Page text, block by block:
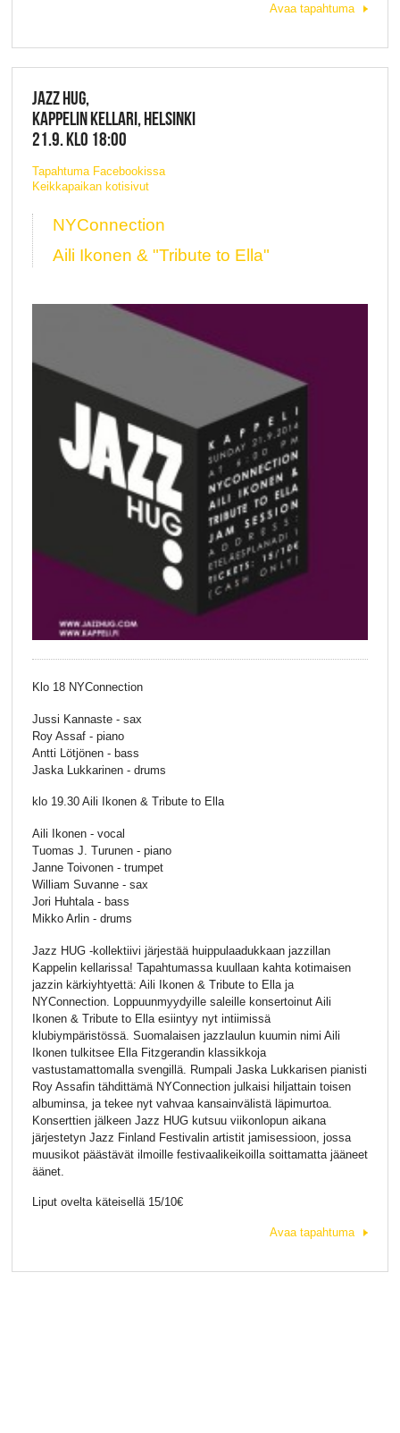
Avaa tapahtuma
JAZZ HUG,
KAPPELIN KELLARI, HELSINKI
21.9. KLO 18:00
Tapahtuma Facebookissa
Keikkapaikan kotisivut
NYConnection
Aili Ikonen & "Tribute to Ella"
Klo 18 NYConnection
Jussi Kannaste - sax
Roy Assaf - piano
Antti Lötjönen - bass
Jaska Lukkarinen - drums
klo 19.30 Aili Ikonen & Tribute to Ella
Aili Ikonen - vocal
Tuomas J. Turunen - piano
Janne Toivonen - trumpet
William Suvanne - sax
Jori Huhtala - bass
Mikko Arlin - drums
Jazz HUG -kollektiivi järjestää huippulaadukkaan jazzillan
Kappelin kellarissa! Tapahtumassa kuullaan kahta kotimaisen
jazzin kärkiyhtyettä: Aili Ikonen & Tribute to Ella ja
NYConnection. Loppuunmyydyille saleille konsertoinut Aili
Ikonen & Tribute to Ella esiintyy nyt intiimissä
klubiympäristössä. Suomalaisen jazzlaulun kuumin nimi Aili
Ikonen tulkitsee Ella Fitzgerandin klassikkoja
vastustamattomalla svengillä. Rumpali Jaska Lukkarisen pianisti
Roy Assafin tähdittämä NYConnection julkaisi hiljattain toisen
albuminsa, ja tekee nyt vahvaa kansainvälistä läpimurtoa.
Konserttien jälkeen Jazz HUG kutsuu viikonlopun aikana
järjestetyn Jazz Finland Festivalin artistit jamisessioon, jossa
muusikot päästävät ilmoille festivaalikeikoilla soittamatta jääneet
äänet.
Liput ovelta käteisellä 15/10€
Avaa tapahtuma